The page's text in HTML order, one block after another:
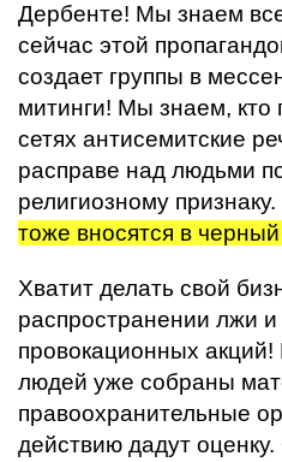
Дербенте! Мы знаем
сейчас этой
создает группы в
митинги! Мы знаем, кто
сетях антисемитские
расправе над людьми
религиозному признаку.
тоже вносятся в
Хватит делать свой
распространении лжи
провокационных акций!
людей уже собраны
правоохранительные
действию дадут